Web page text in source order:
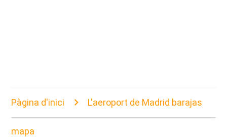
Pàgina d'inici L'aeroport de Madrid barajas
mapa